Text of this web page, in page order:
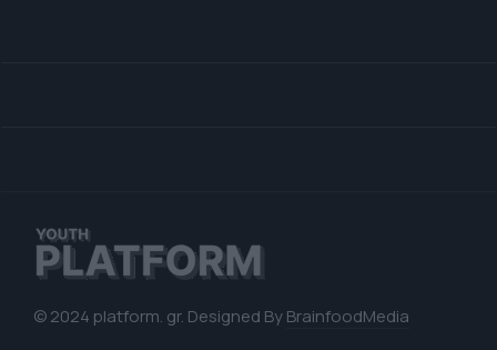
© 2024 platform. gr. Designed ByBrainfoodMedia